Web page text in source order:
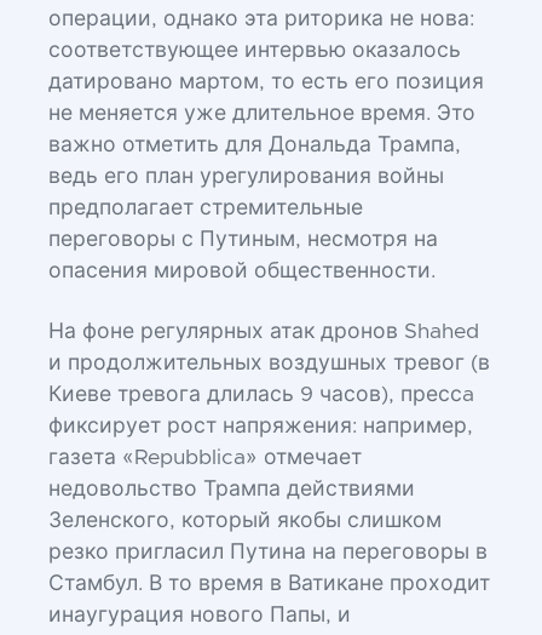
операции, однако эта риторика не нова:
соответствующее интервью оказалось
датировано мартом, то есть его позиция
не меняется уже длительное время. Это
важно отметить для Дональда Трампа,
ведь его план урегулирования войны
предполагает стремительные
переговоры с Путиным, несмотря на
опасения мировой общественности.
На фоне регулярных атак дронов Shahed
и продолжительных воздушных тревог (в
Киеве тревога длилась 9 часов), прессa
фиксирует рост напряжения: например,
газета «Repubblica» отмечает
недовольство Трампа действиями
Зеленского, который якобы слишком
резко пригласил Путина на переговоры в
Стамбул. В то время в Ватикане проходит
инаугурация нового Папы, и